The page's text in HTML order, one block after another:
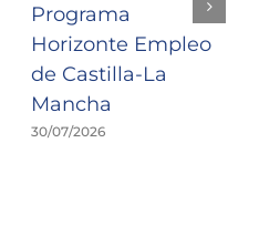
Programa
Horizonte Empleo
de Castilla-La
Mancha
30/07/2026